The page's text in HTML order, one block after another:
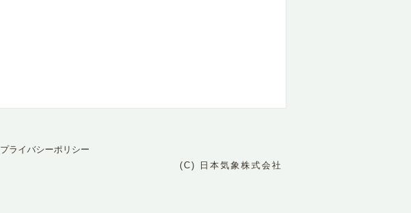
プライバシーポリシー
(C) 日本気象株式会社